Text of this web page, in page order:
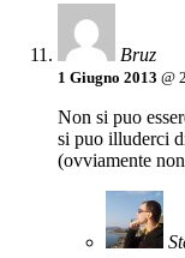
Bruz
1 Giugno 2013 @
Non si puo
si puo illuderci
(ovviamente